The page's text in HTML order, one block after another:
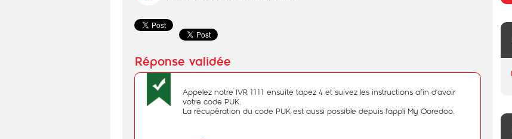
Appelez notre IVR 1111 ensuite tapez 4 et suivez les instructions afin d'avoir
votre code PUK.
La récupération du code PUK est aussi possible depuis l'appli My Ooredoo.